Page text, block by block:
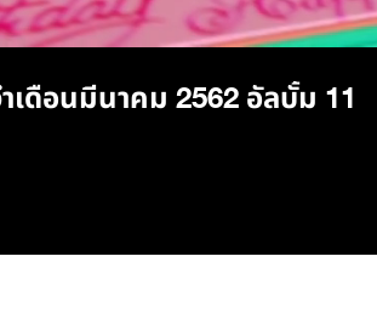
ดือนมีนาคม 2562 อัลบั้ม 11